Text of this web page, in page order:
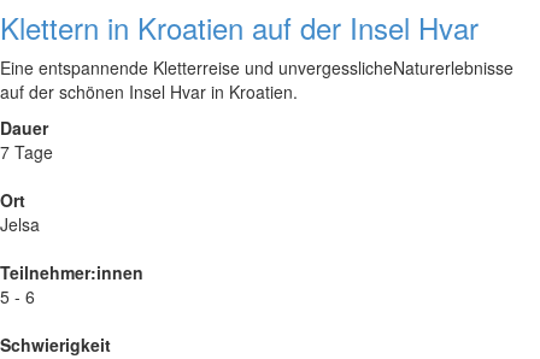
Klettern in Kroatien auf der Insel Hvar
Eine entspannende Kletterreise und unvergesslicheNaturerlebnisse
auf der schönen Insel Hvar in Kroatien.
Dauer
7 Tage
Ort
Jelsa
Teilnehmer:innen
5 - 6
Schwierigkeit